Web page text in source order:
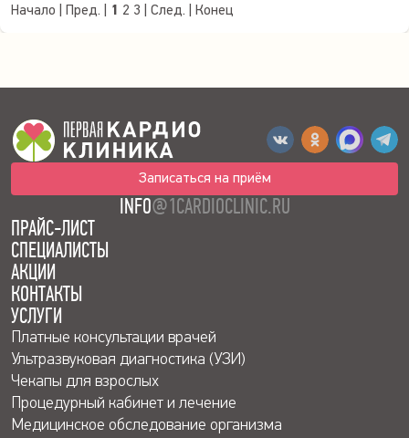
Начало | Пред. |
1 2 3 След. Конец
INFO@1CARDIOCLINIC.RU
Записаться на приём
ПРАЙС-ЛИСТ
СПЕЦИАЛИСТЫ
АКЦИИ
КОНТАКТЫ
УСЛУГИ
Платные консультации врачей
Ультразвуковая диагностика (УЗИ)
Чекапы для взрослых
Процедурный кабинет и лечение
Медицинское обследование организма